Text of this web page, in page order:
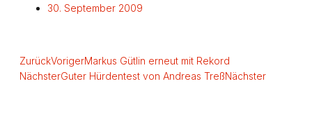
30. September 2009
ZurückVorigerMarkus Gütlin erneut mit Rekord
NächsterGuter Hürdentest von Andreas TreßNächster